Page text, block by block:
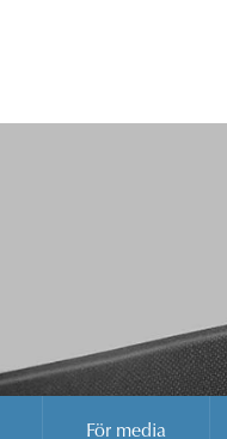
För media